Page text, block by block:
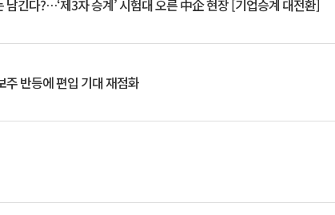
남긴다?…‘제3자 승계’ 시험대 오른 中企 현장 [기업승계 대전환]
반등에 편입 기대 재점화